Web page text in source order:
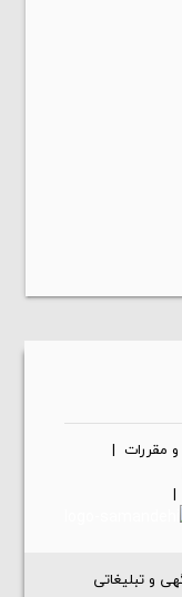
و مقررات|
|
و تبلیغاتی